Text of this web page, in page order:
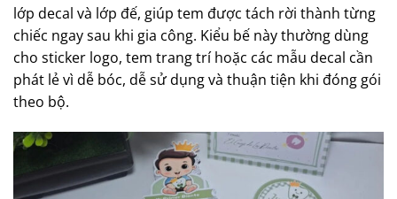
lớp decal và lớp đế, giúp tem được tách rời thành từng
chiếc ngay sau khi gia công. Kiểu bế này thường dùng
cho sticker logo, tem trang trí hoặc các mẫu decal cần
phát lẻ vì dễ bóc, dễ sử dụng và thuận tiện khi đóng gói
theo bộ.